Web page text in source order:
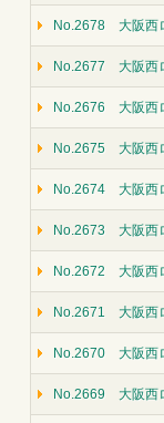
No.2678 大阪西
No.2677 大阪西
No.2676 大阪西
No.2675 大阪西
No.2674 大阪西
No.2673 大阪西
No.2672 大阪西
No.2671 大阪西
No.2670 大阪西
No.2669 大阪西